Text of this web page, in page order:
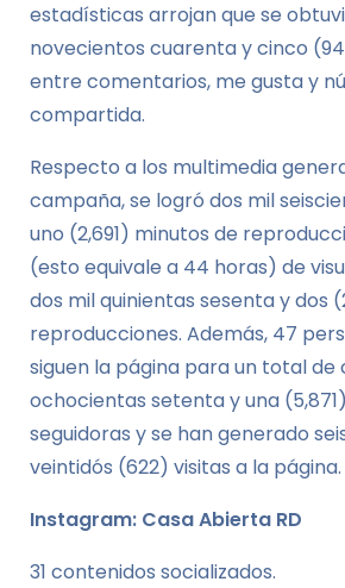
estadísticas arrojan que se
novecientos cuarenta y cinco
entre comentarios, me gusta y
compartida.
Respecto a los multimedia
campaña, se logró dos mil
uno (2,691) minutos de
(esto equivale a 44 horas) de
dos mil quinientas sesenta y dos
reproducciones. Además, 47
siguen la página para un total de
ochocientas setenta y una
seguidoras y se han generado
veintidós (622) visitas a la página.
Instagram: Casa Abierta RD
31 contenidos socializados.